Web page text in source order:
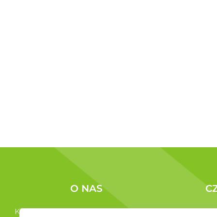
O NAS
Kim jesteśmy ? Korzyści